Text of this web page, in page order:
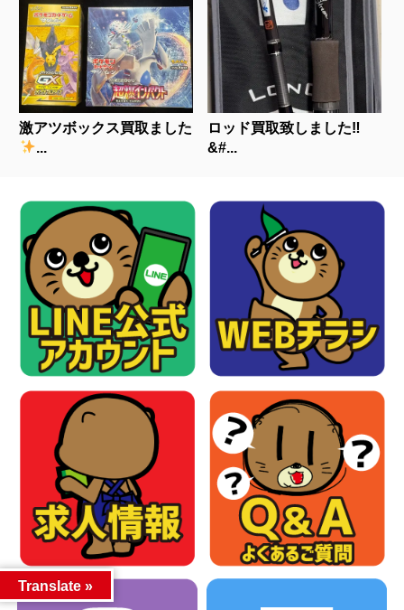
激アツボックス買取ました
...
ロッド買取致しました‼
&#...
Translate »